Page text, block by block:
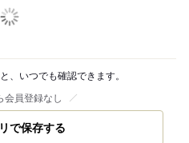
、いつでも確認できます。
会員登録なし
で保存する